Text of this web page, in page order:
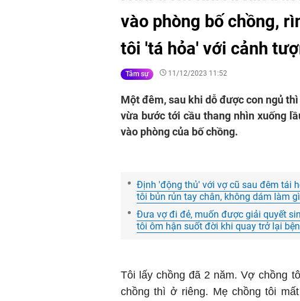
vào phòng bố chồng,
tôi 'tá hỏa' với cảnh
Tâm sự 11/12/2023 11:52
Một đêm, sau khi dỗ được con ngủ
vừa bước tới cầu thang nhìn xuống
vào phòng của bố chồng.
Định 'động thủ' với vợ cũ sau đêm tái
tôi bủn rủn tay chân, không dám làm
Đưa vợ đi đẻ, muốn được giải quyết
tôi ôm hận suốt đời khi quay trở lại
Tôi lấy chồng đã 2 năm. Vợ chồng
chồng thì ở riêng. Mẹ chồng tôi